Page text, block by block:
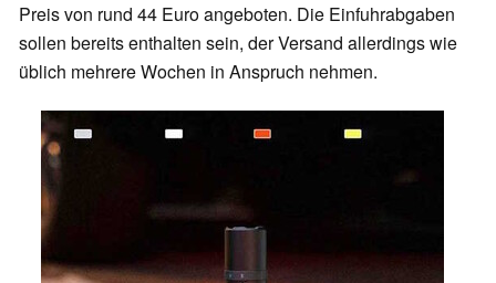
Preis von rund 44 Euro angeboten. Die Einfuhrabgaben
sollen bereits enthalten sein, der Versand allerdings wie
üblich mehrere Wochen in Anspruch nehmen.